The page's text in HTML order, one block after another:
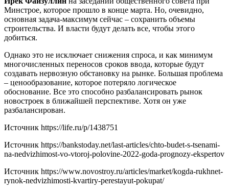
Минстрое, которое прошло в конце марта. Но, очевидно,
основная задача-максимум сейчас – сохранить объемы
строительства. И власти будут делать все, чтобы этого
добиться.
Однако это не исключает снижения спроса, и как минимум
многочисленных переносов сроков ввода, которые будут
создавать нервозную обстановку на рынке. Большая проблема
– ценообразование, которое потеряло логическое
обоснование. Все это способно разбалансировать рынок
новостроек в ближайшей перспективе. Хотя он уже
разбалансирован.
Источник https://life.ru/p/1438751
Источник https://bankstoday.net/last-articles/chto-budet-s-tsenami-
na-nedvizhimost-vo-vtoroj-polovine-2022-goda-prognozy-ekspertov
Источник https://www.novostroy.ru/articles/market/kogda-rukhnet-
rynok-nedvizhimosti-kvartiry-perestayut-pokupat/